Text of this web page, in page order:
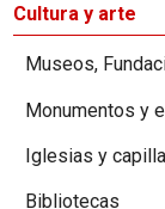
Cultura y arte
Museos,
Monumentos y
Iglesias y
Bibliotecas